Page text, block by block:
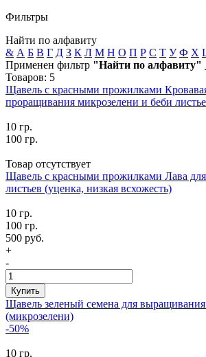
Фильтры
Найти по алфавиту
& А Б В Г Д З К Л М Н О П Р С Т У Ф Х
Применен фильтр "Найти по алфавиту"
Товаров: 5
Щавель с красными прожилками
проращивания микрозелени и беби
10 гр.
100 гр.
Товар отсутствует
Щавель с красными прожилками Лава
листьев (уценка, низкая всхожесть)
10 гр.
100 гр.
500 руб.
+
-
Купить
Щавель зеленый семена для выращивания
(микрозелени)
-50%
10 гр.